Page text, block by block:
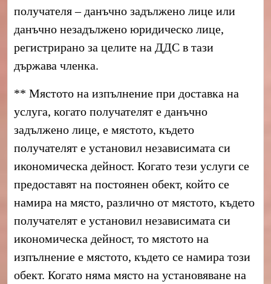
получателя – данъчно задължено лице или
данъчно незадължено юридическо лице,
регистрирано за целите на ДДС в тази
държава членка.
** Мястото на изпълнение при доставка на
услуга, когато получателят е данъчно
задължено лице, е мястото, където
получателят е установил независимата си
икономическа дейност. Когато тези услуги се
предоставят на постоянен обект, който се
намира на място, различно от мястото, където
получателят е установил независимата си
икономическа дейност, то мястото на
изпълнение е мястото, където се намира този
обект. Когато няма място на установяване на